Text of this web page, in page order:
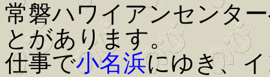
常磐ハワイアンセンタ
とがあります。
仕事で小名浜にゆき、